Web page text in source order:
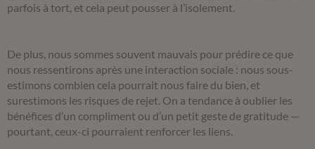
parfois à tort, et cela peut pousser à l’isolement.
De plus, nous sommes souvent mauvais pour prédire ce que
nous ressentirons après une interaction sociale : nous sous-
estimons combien cela pourrait nous faire du bien, et
surestimons les risques de rejet. On a tendance à oublier les
bénéfices d’un compliment ou d’un petit geste de gratitude —
pourtant, ceux-ci pourraient renforcer les liens.